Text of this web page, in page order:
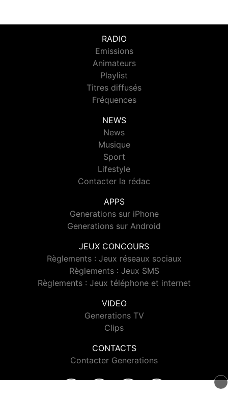
RADIO
Emissions
Animateurs
Playlist
Titres diffusés
Fréquences
NEWS
News
Musique
Sport
Lifestyle
Contacter la rédac
APPS
Generations sur iPhone
Generations sur Android
JEUX CONCOURS
Règlements : Jeux réseaux sociaux
Règlements : Jeux SMS
Règlements : Jeux téléphone et internet
VIDEO
Generations TV
Clips
CONTACTS
Contacter Generations